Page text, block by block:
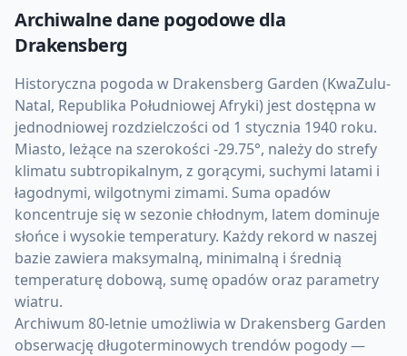
Archiwalne dane pogodowe dla
Drakensberg
Historyczna pogoda w Drakensberg Garden (KwaZulu-
Natal, Republika Południowej Afryki) jest dostępna w
jednodniowej rozdzielczości od 1 stycznia 1940 roku.
Miasto, leżące na szerokości -29.75°, należy do strefy
klimatu subtropikalnym, z gorącymi, suchymi latami i
łagodnymi, wilgotnymi zimami. Suma opadów
koncentruje się w sezonie chłodnym, latem dominuje
słońce i wysokie temperatury. Każdy rekord w naszej
bazie zawiera maksymalną, minimalną i średnią
temperaturę dobową, sumę opadów oraz parametry
wiatru.
Archiwum 80-letnie umożliwia w Drakensberg Garden
obserwację długoterminowych trendów pogody —